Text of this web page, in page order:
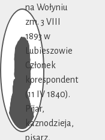
na Wołyniu
zm. 3 VIII
1893 w
Lubieszowie
Członek
korespondent
(11 IV 1840).
Pijar,
kaznodzieja,
pisarz,